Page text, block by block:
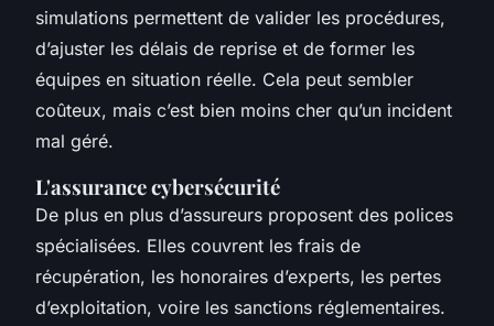
simulations permettent de valider les procédures,
d’ajuster les délais de reprise et de former les
équipes en situation réelle. Cela peut sembler
coûteux, mais c’est bien moins cher qu’un incident
mal géré.
L'assurance cybersécurité
De plus en plus d’assureurs proposent des polices
spécialisées. Elles couvrent les frais de
récupération, les honoraires d’experts, les pertes
d’exploitation, voire les sanctions réglementaires.